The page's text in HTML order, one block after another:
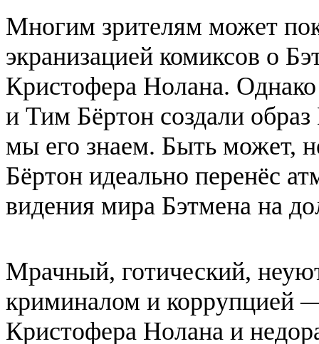
Многим зрителям может
экранизацией комиксов о
Кристофера Нолана.
и Тим Бёртон создали
мы его знаем. Быть может,
Бёртон идеально перенёс
видения мира Бэтмена на
Мрачный, готический,
криминалом и коррупцией
Кристофера Нолана и